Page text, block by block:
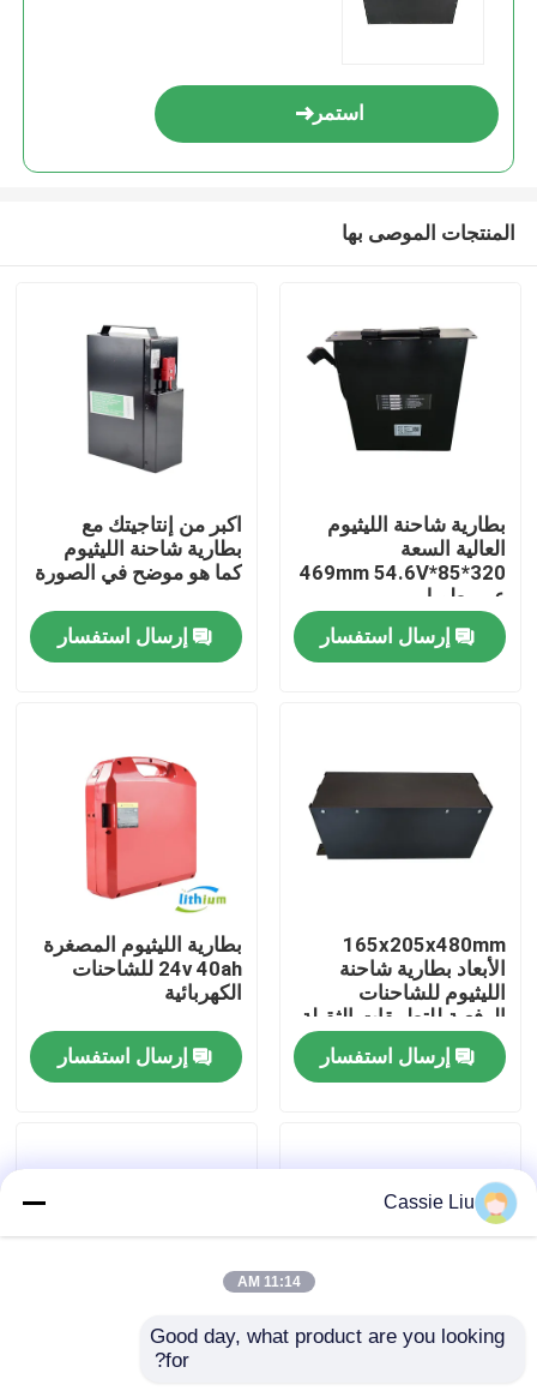
منتجات
معلومات عنا
رقابة جودة
اطلب اقتباس
بطارية ليثيوم أيون رافعة شوكية كهربائية
استمر
المنتجات الموصى بها
بطارية شاحنة الليثيوم
العالية السعة
320*85*469mm 54.6V
عمر طويل
إرسال استفسار
اكبر من إنتاجيتك مع
بطارية شاحنة الليثيوم
كما هو موضح في الصورة
إرسال استفسار
165x205x480mm
الأبعاد بطارية شاحنة
الليثيوم للشاحنات
الرفعية للتطبيقات الثقيلة
إرسال استفسار
بطارية الليثيوم المصغرة
24v 40ah للشاحنات
الكهربائية
إرسال استفسار
بطارية شاحنة رفع
Cassie Liu
11:14 AM
Good day, what product are you looking
for?